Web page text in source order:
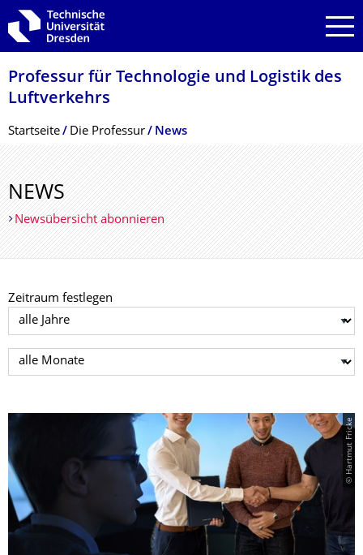
Zur Hauptnavigation springen
Zur Suche springen
Zum Inhalt springen
Professur für Technologie und Logistik des
Luftverkehrs
Breadcrumb-Menü
Startseite Die Professur News
NEWS
Newsübersicht abonnieren
Zeitraum festlegen
Jahr auswählen
Monat auswählen
© Hartmut Fricke